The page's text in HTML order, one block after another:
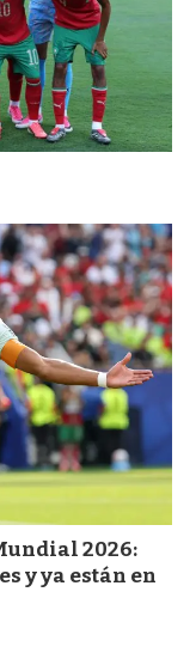
2026:
y ya están en